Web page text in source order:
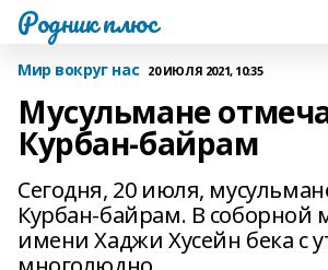
Родник плюс
Мир вокруг нас 20 ИЮЛЯ 2021, 10:35
Мусульмане
Курбан-байрам
Сегодня, 20 июля,
Курбан-байрам. В соборной
имени Хаджи Хусейн бека с